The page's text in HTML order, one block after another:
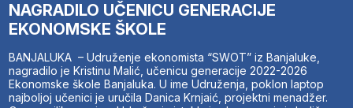
NAGRADILO UČENICU GENERACIJE
EKONOMSKE ŠKOLE
BANJALUKA – Udruženje ekonomista “SWOT” iz Banjaluke,
nagradilo je Kristinu Malić, učenicu generacije 2022-2026
Ekonomske škole Banjaluka. U ime Udruženja, poklon laptop
najboljoj učenici je uručila Danica Krnjaić, projektni menadžer.